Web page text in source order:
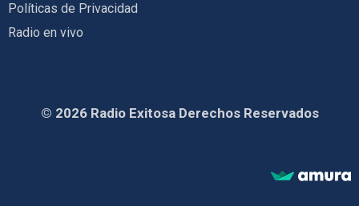
Políticas de Privacidad
Radio en vivo
© 2026 Radio Exitosa Derechos Reservados